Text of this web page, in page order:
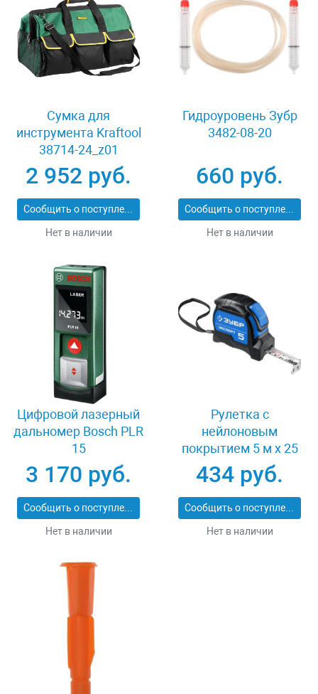
Сумка для
инструмента Kraftool
38714-24_z01
2 952 руб.
Сообщить о поступлении
Нет в наличии
Гидроуровень Зубр
3482-08-20
660 руб.
Сообщить о поступлении
Нет в наличии
Цифровой лазерный
дальномер Bosch PLR
15
3 170 руб.
Сообщить о поступлении
Нет в наличии
Рулетка с
нейлоновым
покрытием 5 м x 25
мм Зубр 34057-05-
25_z02
434 руб.
Сообщить о поступлении
Нет в наличии